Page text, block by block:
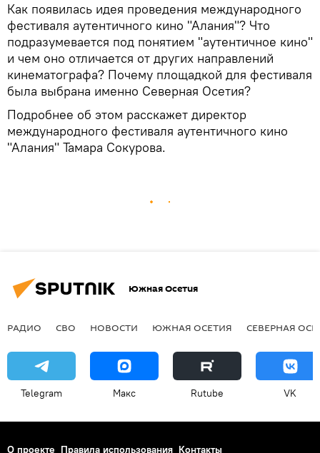
Как появилась идея проведения международного
фестиваля аутентичного кино "Алания"? Что
подразумевается под понятием "аутентичное кино"
и чем оно отличается от других направлений
кинематографа? Почему площадкой для фестиваля
была выбрана именно Северная Осетия?
Подробнее об этом расскажет директор
международного фестиваля аутентичного кино
"Алания" Тамара Сокурова.
Южная Осетия
РАДИО СВО НОВОСТИ ЮЖНАЯ ОСЕТИЯ СЕВЕРНАЯ
Telegram Макс Rutube VK
О проекте Правила использования Контакты